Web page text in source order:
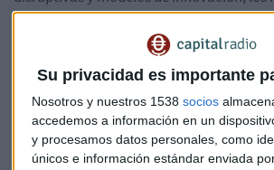
Su privacidad es importante
Nosotros y nuestros 1538 socios
accedemos a información en un
y procesamos datos personales, como
únicos e información estándar enviada
algoritmos, la evolución del contenido
comunidades emergentes y las formas
conexión con las audiencias.
Bajo el concepto‘Párate y respira’,
BravayPetru, la identidad visual de
pausa consciente y a la reflexión frente a
sobreestimulación digital. Un mensaje